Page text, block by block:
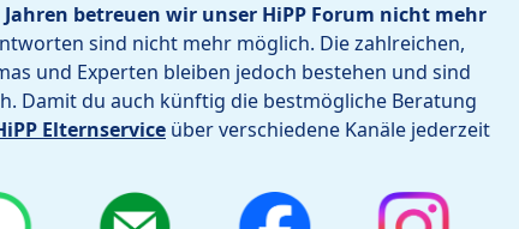
betreuen wir unser HiPP Forum nicht mehr
sind nicht mehr möglich. Die zahlreichen,
und Experten bleiben jedoch bestehen und sind
Damit du auch künftig die bestmögliche Beratung
Elternservice über verschiedene Kanäle jederzeit